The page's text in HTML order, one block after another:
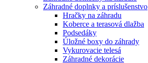
Záhradné doplnky a príslušenstvo
Hračky na záhradu
Koberce a terasová dlažba
Podsedáky
Úložné boxy do záhrady
Vykurovacie telesá
Záhradné dekorácie